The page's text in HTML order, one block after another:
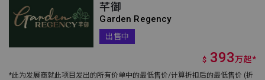
芊御
Garden Regency
出售中
$ 393万起*
*此为发展商就此项目发出的所有价单中的最低售价/计算折扣后的最低售价 (折